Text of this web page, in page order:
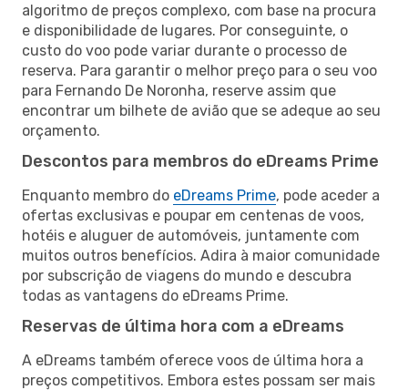
algoritmo de preços complexo, com base na procura
e disponibilidade de lugares. Por conseguinte, o
custo do voo pode variar durante o processo de
reserva. Para garantir o melhor preço para o seu voo
para Fernando De Noronha, reserve assim que
encontrar um bilhete de avião que se adeque ao seu
orçamento.
Descontos para membros do eDreams Prime
Enquanto membro do eDreams Prime, pode aceder a
ofertas exclusivas e poupar em centenas de voos,
hotéis e aluguer de automóveis, juntamente com
muitos outros benefícios. Adira à maior comunidade
por subscrição de viagens do mundo e descubra
todas as vantagens do eDreams Prime.
Reservas de última hora com a eDreams
A eDreams também oferece voos de última hora a
preços competitivos. Embora estes possam ser mais